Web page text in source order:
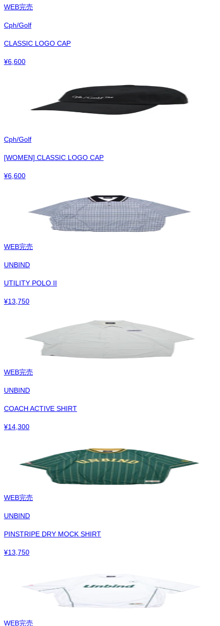
WEB完売
Cph/Golf
CLASSIC LOGO CAP
¥6,600
Cph/Golf
[WOMEN] CLASSIC LOGO CAP
¥6,600
WEB完売
UNBIND
UTILITY POLO II
¥13,750
WEB完売
UNBIND
COACH ACTIVE SHIRT
¥14,300
WEB完売
UNBIND
PINSTRIPE DRY MOCK SHIRT
¥13,750
WEB完売